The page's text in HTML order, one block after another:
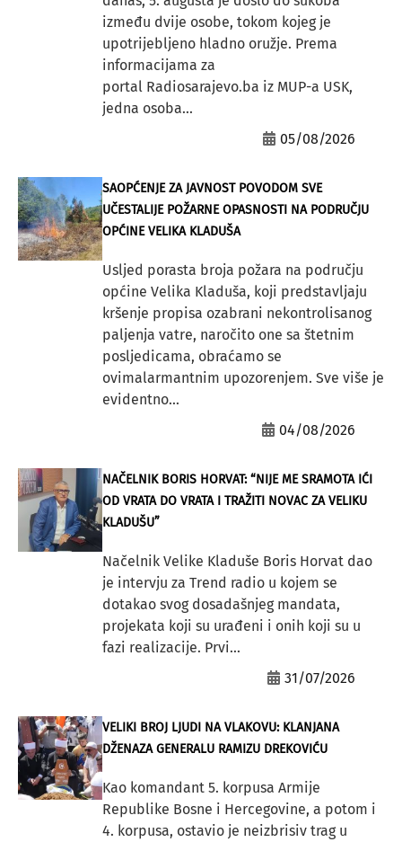
između dvije osobe, tokom kojeg je
upotrijebljeno hladno oružje. Prema
informacijama za
portal Radiosarajevo.ba iz MUP-a USK,
jedna osoba...
05/08/2026
SAOPĆENJE ZA JAVNOST POVODOM SVE
UČESTALIJE POŽARNE OPASNOSTI NA PODRUČJU
OPĆINE VELIKA KLADUŠA
Usljed porasta broja požara na području
općine Velika Kladuša, koji predstavljaju
kršenje propisa ozabrani nekontrolisanog
paljenja vatre, naročito one sa štetnim
posljedicama, obraćamo se
ovimalarmantnim upozorenjem. Sve više je
evidentno...
04/08/2026
NAČELNIK BORIS HORVAT: “NIJE ME SRAMOTA IĆI
OD VRATA DO VRATA I TRAŽITI NOVAC ZA VELIKU
KLADUŠU”
Načelnik Velike Kladuše Boris Horvat dao
je intervju za Trend radio u kojem se
dotakao svog dosadašnjeg mandata,
projekata koji su urađeni i onih koji su u
fazi realizacije. Prvi...
31/07/2026
VELIKI BROJ LJUDI NA VLAKOVU: KLANJANA
DŽENAZA GENERALU RAMIZU DREKOVIĆU
Kao komandant 5. korpusa Armije
Republike Bosne i Hercegovine, a potom i
4. korpusa, ostavio je neizbrisiv trag u